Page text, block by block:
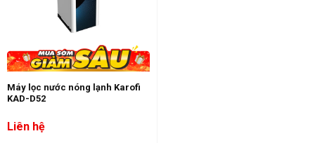
Máy lọc nước nóng lạnh Karofi
KAD-D52
Liên hệ